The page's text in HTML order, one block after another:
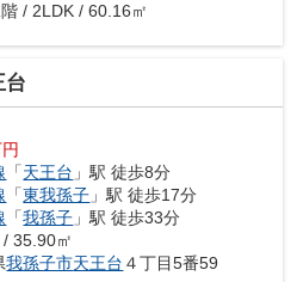
/ 2LDK / 60.16㎡
台
「天王台 」駅 徒歩8分
「東我孫子 」駅 徒歩17分
「我孫子 」駅 徒歩33分
35.90㎡
我孫子市天王台 ４丁目5番59